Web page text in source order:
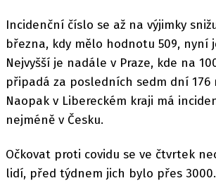
Incidenční číslo se až na výjimky
března, kdy mělo hodnotu 509, nyní
Nejvyšší je nadále v Praze, kde na
připadá za posledních sedm dní 176
Naopak v Libereckém kraji má
nejméně v Česku.
Očkovat proti covidu se ve čtvrtek
lidí, před týdnem jich bylo přes